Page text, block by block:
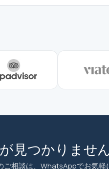
見つかりませ
ご相談は、WhatsAppでお気軽